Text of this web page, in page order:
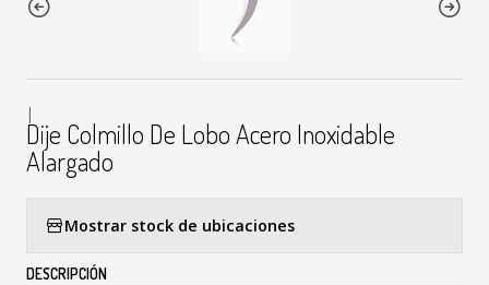
|
Dije Colmillo De Lobo Acero Inoxidable
Alargado
Mostrar stock de ubicaciones
DESCRIPCIÓN